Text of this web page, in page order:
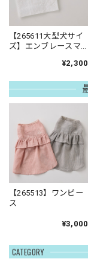
CATEGORY
【265611大型犬サイ
ズ】エンブレースマ
¥2,300
【265513】ワンピー
ス
¥3,000